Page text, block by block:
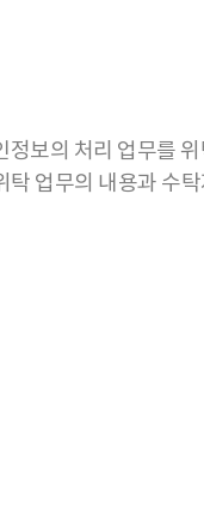
보의 처리 업무를
업무의 내용과 수탁